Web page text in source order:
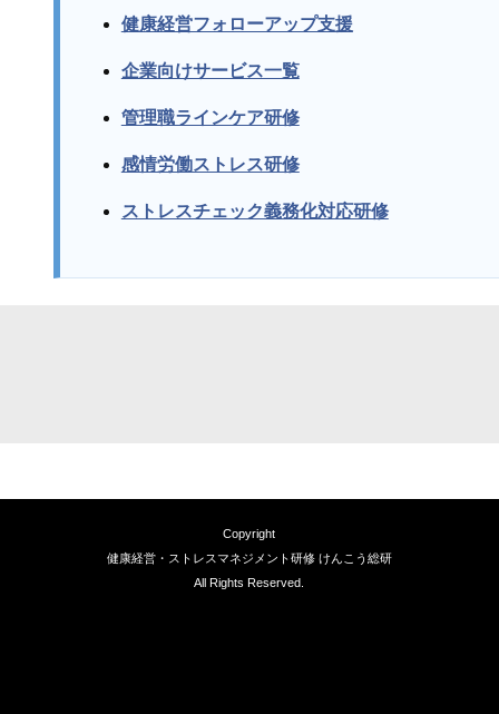
健康経営フォローアップ支援
企業向けサービス一覧
管理職ラインケア研修
感情労働ストレス研修
ストレスチェック義務化対応研修
Copyright
健康経営・ストレスマネジメント研修 けんこう総研
All Rights Reserved.